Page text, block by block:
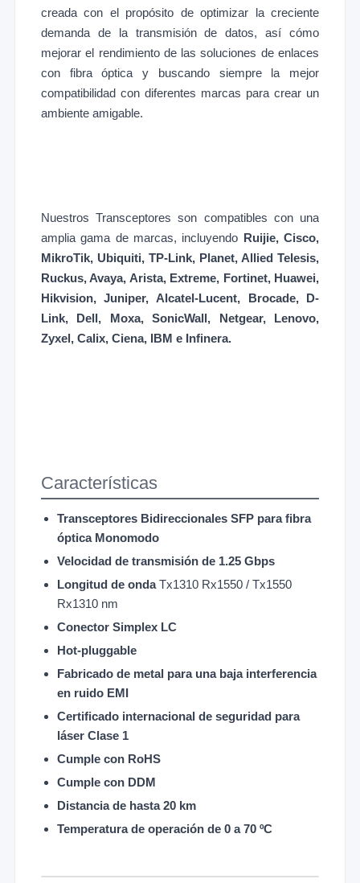
creada con el propósito de optimizar la creciente
demanda de la transmisión de datos, así cómo
mejorar el rendimiento de las soluciones de enlaces
con fibra óptica y buscando siempre la mejor
compatibilidad con diferentes marcas para crear un
ambiente amigable.
Nuestros Transceptores son compatibles con una
amplia gama de marcas, incluyendo Ruijie, Cisco,
MikroTik, Ubiquiti, TP-Link, Planet, Allied Telesis,
Ruckus, Avaya, Arista, Extreme, Fortinet, Huawei,
Hikvision, Juniper, Alcatel-Lucent, Brocade, D-
Link, Dell, Moxa, SonicWall, Netgear, Lenovo,
Zyxel, Calix, Ciena, IBM e Infinera.
Características
Transceptores Bidireccionales SFP para fibra
óptica Monomodo
Velocidad de transmisión de 1.25 Gbps
Longitud de ondaTx1310 Rx1550 / Tx1550
Rx1310 nm
Conector Simplex LC
Hot-pluggable
Fabricado de metal para una baja interferencia
en ruido EMI
Certificado internacional de seguridad para
láser Clase 1
Cumple con RoHS
Cumple con DDM
Distancia de hasta 20 km
Temperatura de operación de 0 a 70 ºC